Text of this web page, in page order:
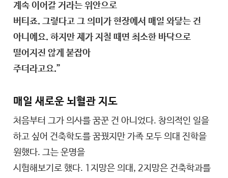
계속 이어갈 거라는 위안으로
버티죠. 그렇다고 그 의미가 현장에서 매일 와닿는 건
아니에요. 하지만 제가 지칠 때면 최소한 바닥으로
떨어지진 않게 붙잡아
주더라고요.”
매일 새로운 뇌혈관 지도
처음부터 그가 의사를 꿈꾼 건 아니었다. 창의적인 일을
하고 싶어 건축학도를 꿈꿨지만 가족 모두 의대 진학을
원했다. 그는 운명을
시험해보기로 했다. 1지망은 의대, 2지망은 건축학과를